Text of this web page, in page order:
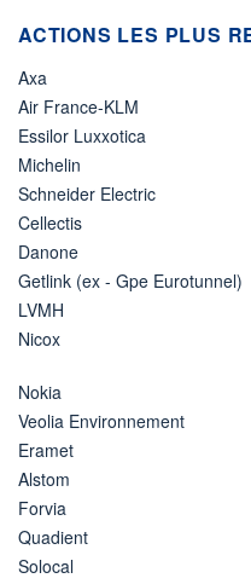
ACTIONS LES PLUS
Axa
Air France-KLM
Essilor Luxxotica
Michelin
Schneider Electric
Cellectis
Danone
Getlink (ex - Gpe Eurotunnel)
LVMH
Nicox
Nokia
Veolia Environnement
Eramet
Alstom
Forvia
Quadient
Solocal